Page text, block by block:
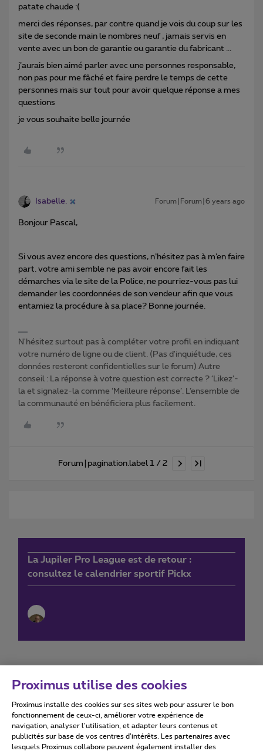
patate chaude :(
merci des réponses, par contre quand je vois du coup sur les
site de seconde main le nombres neuf , jamais servis en
vente avec un bon de garantie ou garantie du fabricant ...
j’aurais bien aimé parler avec une personnes responsable,
non pas pour me fâché et faire perdre le temps de cette
personnes mais sur tout pour avoir quelque réponse a mes
questions
je vous souhaite belle journée
Isabelle. Forum|Forum|6 years ago
Bonjour Pascal,
Si vous avez encore des questions, n’hésitez pas à m’en faire
part. votre ami semble ne pas avoir encore fait les
démarches via le site de la Police, ne pourriez-vous pas lui
demander les coordonnées de son vendeur afin que vous
entamiez la procédure à sa place? Bonne journée.
N'hésitez surtout pas à compléter votre profil en indiquant
votre numéro de ligne ou de client. (Pas d'inquiétude, ces
données resteront confidentielles sur le forum) Autre
conseil : La réponse à votre question est correcte ? ‘Likez’-
la et signalez-la comme ‘Meilleure réponse’. L’ensemble de
la communauté en bénéficiera plus facilement.
Forum|pagination.label 1 / 2
La Jupiler Pro League est de retour :
consultez le calendrier sportif Pickx
Conditions d'utilisation Accessibility statement
Proximus utilise des cookies
Proximus installe des cookies sur ses sites web pour assurer le bon
fonctionnement de ceux-ci, améliorer votre expérience de
navigation, analyser l’utilisation, et adapter leurs contenus et
publicités sur base de vos centres d’intérêts. Les partenaires avec
lesquels Proximus collabore peuvent également installer des